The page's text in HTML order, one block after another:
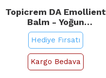
Topicrem DA Emollient
Balm - Yoğun
Nemlendirici Balsam
500ml
Hediye Fırsatı
Kargo Bedava